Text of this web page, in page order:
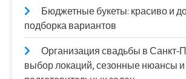
Бюджетные букеты: красиво и
подборка вариантов
Организация свадьбы в
выбор локаций, сезонные нюансы и